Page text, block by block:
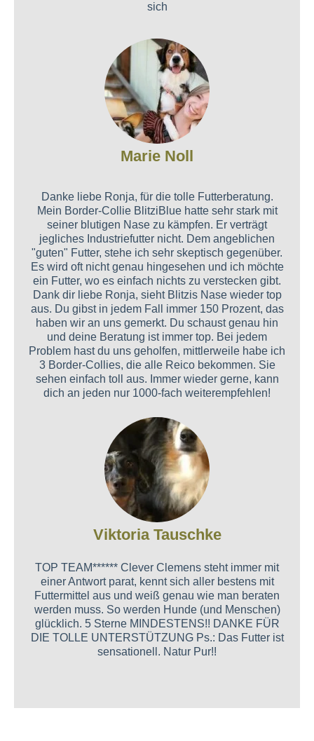
sich
Marie Noll
Danke liebe Ronja, für die tolle Futterberatung.
Mein Border-Collie BlitziBlue hatte sehr stark mit
seiner blutigen Nase zu kämpfen. Er verträgt
jegliches Industriefutter nicht. Dem angeblichen
"guten" Futter, stehe ich sehr skeptisch gegenüber.
Es wird oft nicht genau hingesehen und ich möchte
ein Futter, wo es einfach nichts zu verstecken gibt.
Dank dir liebe Ronja, sieht Blitzis Nase wieder top
aus. Du gibst in jedem Fall immer 150 Prozent, das
haben wir an uns gemerkt. Du schaust genau hin
und deine Beratung ist immer top. Bei jedem
Problem hast du uns geholfen, mittlerweile habe ich
3 Border-Collies, die alle Reico bekommen. Sie
sehen einfach toll aus. Immer wieder gerne, kann
dich an jeden nur 1000-fach weiterempfehlen!
TOP TEAM****** Clever Clemens steht immer mit
einer Antwort parat, kennt sich aller bestens mit
Futtermittel aus und weiß genau wie man beraten
werden muss. So werden Hunde (und Menschen)
glücklich. 5 Sterne MINDESTENS!! DANKE FÜR
DIE TOLLE UNTERSTÜTZUNG Ps.: Das Futter ist
sensationell. Natur Pur!!
Viktoria Tauschke